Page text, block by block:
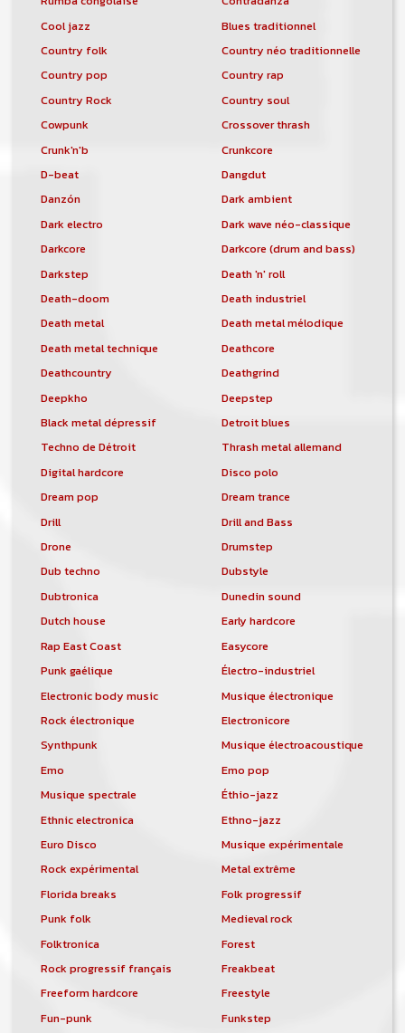
Cool jazz
Blues traditionnel
Country folk
Country néo traditionnelle
Country pop
Country rap
Country Rock
Country soul
Cowpunk
Crossover thrash
Crunk'n'b
Crunkcore
D-beat
Dangdut
Danzón
Dark ambient
Dark electro
Dark wave néo-classique
Darkcore
Darkcore (drum and bass)
Darkstep
Death 'n' roll
Death-doom
Death industriel
Death metal
Death metal mélodique
Death metal technique
Deathcore
Deathcountry
Deathgrind
Deepkho
Deepstep
Black metal dépressif
Detroit blues
Techno de Détroit
Thrash metal allemand
Digital hardcore
Disco polo
Dream pop
Dream trance
Drill
Drill and Bass
Drone
Drumstep
Dub techno
Dubstyle
Dubtronica
Dunedin sound
Dutch house
Early hardcore
Rap East Coast
Easycore
Punk gaélique
Électro-industriel
Electronic body music
Musique électronique
Rock électronique
Electronicore
Synthpunk
Musique électroacoustique
Emo
Emo pop
Musique spectrale
Éthio-jazz
Ethnic electronica
Ethno-jazz
Euro Disco
Musique expérimentale
Rock expérimental
Metal extrême
Florida breaks
Folk progressif
Punk folk
Medieval rock
Folktronica
Forest
Rock progressif français
Freakbeat
Freeform hardcore
Freestyle
Fun-punk
Funkstep